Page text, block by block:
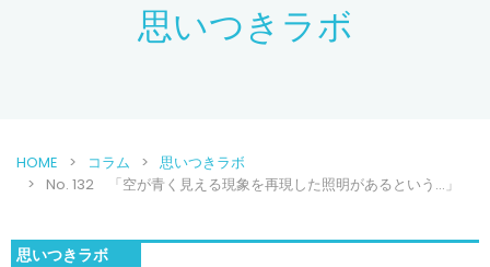
思いつきラボ
HOME コラム
思いつきラボ
No. 132 「空が青く見える現象を再現した照明があるという…」
思いつきラボ